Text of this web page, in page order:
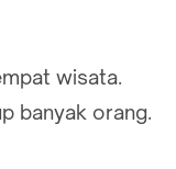
wisata.
banyak orang.